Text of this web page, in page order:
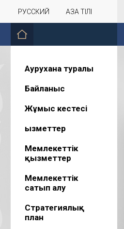
РУССКИЙ ҚАЗАҚ ТІЛІ
Аурухана туралы
Байланыс
Жұмыс кестесі
Қызметтер
Мемлекеттік
қызметтер
Мемлекеттік
сатып алу
Стратегиялық
план